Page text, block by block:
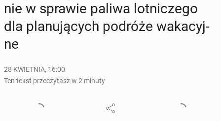
nie w sprawie paliwa lot­ni­cze­go
dla pla­nu­ją­cych podróże wa­ka­cyj­
ne
28 KWIETNIA, 16:00
Ten tekst przeczytasz w 2 minuty